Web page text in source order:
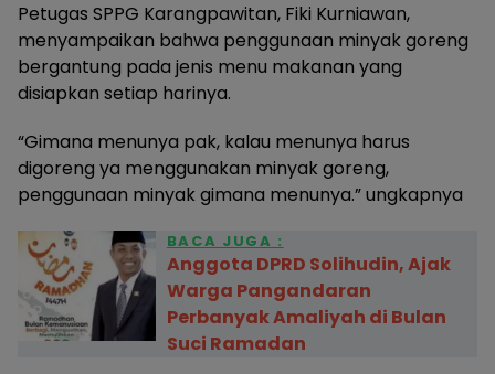
Petugas SPPG Karangpawitan, Fiki Kurniawan,
menyampaikan bahwa penggunaan minyak goreng
bergantung pada jenis menu makanan yang
disiapkan setiap harinya.
“Gimana menunya pak, kalau menunya harus
digoreng ya menggunakan minyak goreng,
penggunaan minyak gimana menunya.” ungkapnya
BACA JUGA :
Anggota DPRD Solihudin, Ajak
Warga Pangandaran
Perbanyak Amaliyah di Bulan
Suci Ramadan